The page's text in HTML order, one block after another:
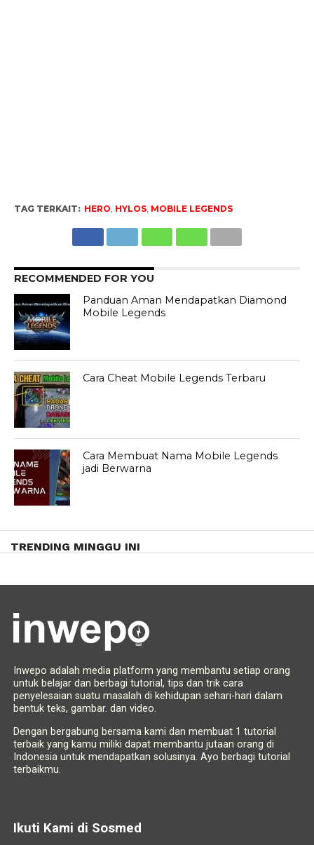
TAG TERKAIT: HERO HYLOS, MOBILE LEGENDS
RECOMMENDED FOR YOU
Panduan Aman Mendapatkan Diamond
Mobile Legends
Cara Cheat Mobile Legends Terbaru
Cara Membuat Nama Mobile Legends
jadi Berwarna
TRENDING MINGGU INI
Inwepo adalah media platform yang membantu setiap orang
untuk belajar dan berbagi tutorial, tips dan trik cara
penyelesaian suatu masalah di kehidupan sehari-hari dalam
bentuk teks, gambar. dan video.
Dengan bergabung bersama kami dan membuat 1 tutorial
terbaik yang kamu miliki dapat membantu jutaan orang di
Indonesia untuk mendapatkan solusinya. Ayo berbagi tutorial
terbaikmu.
Ikuti Kami di Sosmed